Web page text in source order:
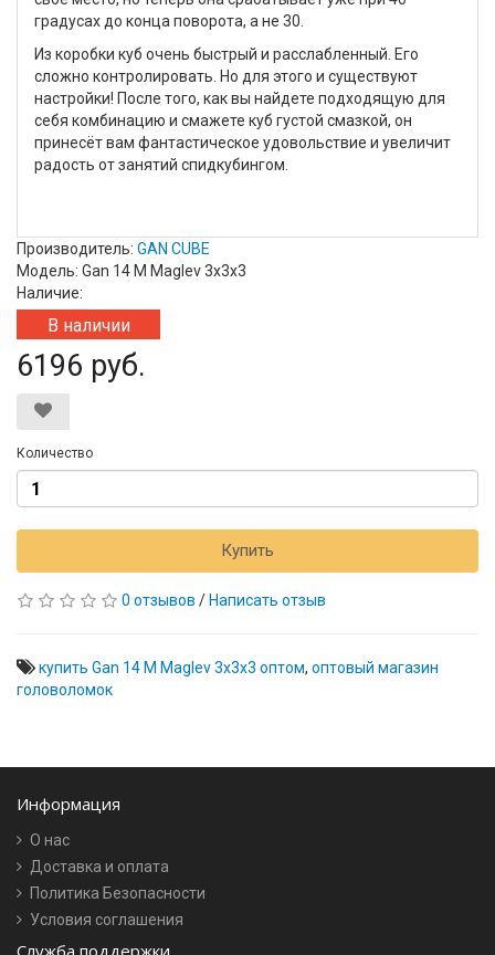
градусах до конца поворота, а не 30.
Из коробки куб очень быстрый и расслабленный. Его
сложно контролировать. Но для этого и существуют
настройки! После того, как вы найдете подходящую для
себя комбинацию и смажете куб густой смазкой, он
принесёт вам фантастическое удовольствие и увеличит
радость от занятий спидкубингом.
Производитель: GAN CUBE
Модель: Gan 14 M Maglev 3x3x3
Наличие:
В наличии
6196 руб.
Количество
Купить
0 отзывов / Написать отзыв
купить Gan 14 M Maglev 3x3x3 оптом, оптовый магазин
головоломок
Информация
О нас
Доставка и оплата
Политика Безопасности
Условия соглашения
Служба поддержки